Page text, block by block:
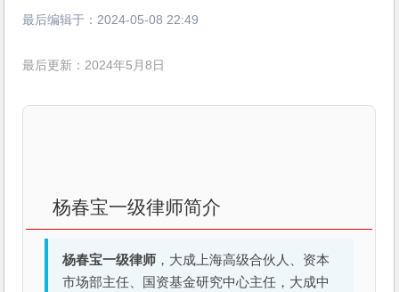
最后编辑于： 2024-05-08 22:49
最后更新：2024年5月8日
杨春宝一级律师简介
杨春宝一级律师 ，大成上海高级合伙人、资本
市场部主任、国资基金研究中心主任，大成中